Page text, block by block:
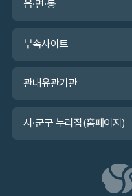
읍·면·동
부속사이트
관내유관기관
시·군구 누리집(홈페이지)